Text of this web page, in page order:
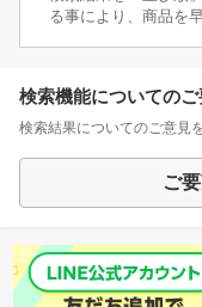
る事により、商品を
検索機能についての
検索結果についてのご意見
ご